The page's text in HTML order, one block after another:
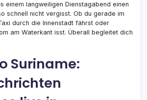
einem langweiligen Dienstagabend einen
schnell nicht vergisst. Ob du gerade im
durch die Innenstadt fährst oder
am Waterkant isst. Überall begleitet dich
Suriname: